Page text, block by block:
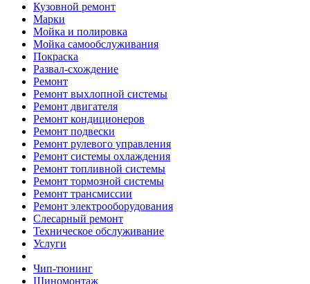
Кузовной ремонт
Марки
Мойка и полировка
Мойка самообслуживания
Покраска
Развал-схождение
Ремонт
Ремонт выхлопной системы
Ремонт двигателя
Ремонт кондиционеров
Ремонт подвески
Ремонт рулевого управления
Ремонт системы охлаждения
Ремонт топливной системы
Ремонт тормозной системы
Ремонт трансмиссии
Ремонт электрооборудования
Слесарный ремонт
Техническое обслуживание
Услуги
Чип-тюнинг
Шиномонтаж